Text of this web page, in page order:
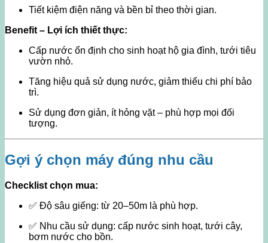
Tiết kiệm điện năng và bền bỉ theo thời gian.
Benefit – Lợi ích thiết thực:
Cấp nước ổn định cho sinh hoạt hộ gia đình, tưới tiêu
vườn nhỏ.
Tăng hiệu quả sử dụng nước, giảm thiểu chi phí bảo
trì.
Sử dụng đơn giản, ít hỏng vặt – phù hợp mọi đối
tượng.
Gợi ý chọn máy đúng nhu cầu
Checklist chọn mua:
✅ Độ sâu giếng: từ 20–50m là phù hợp.
✅ Nhu cầu sử dụng: cấp nước sinh hoạt, tưới cây,
bơm nước cho bồn.